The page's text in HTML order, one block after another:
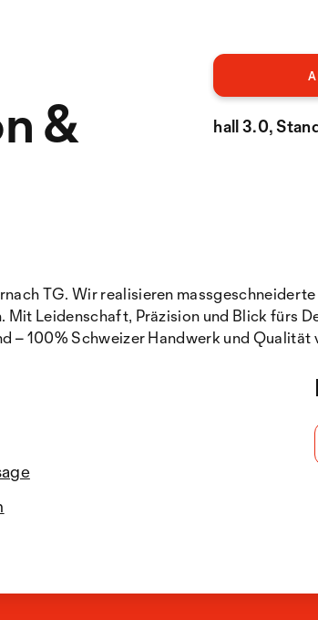
&
hall 3.0,
TG. Wir realisieren
Leidenschaft, Präzision und Blick fürs
– 100% Schweizer Handwerk und Qualität